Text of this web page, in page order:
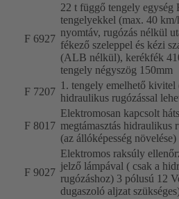
F 6927
22 t függő tengely egység
tengelyekkel (max. 40
nyomtáv, rugózás nélkül
fékező szeleppel és kézi
(ALB nélkül), kerékfék
tengely négyszög 150mm
F 7207
1. tengely emelhető kivitel
hidraulikus rugózással
F 8017
Elektromosan kapcsolt
megtámasztás hidraulikus
(az állóképesség növelése)
F 9027
Elektromos raksúly
jelző lámpával ( csak a
rugózáshoz) 3 pólusú 12
dugaszoló aljzat